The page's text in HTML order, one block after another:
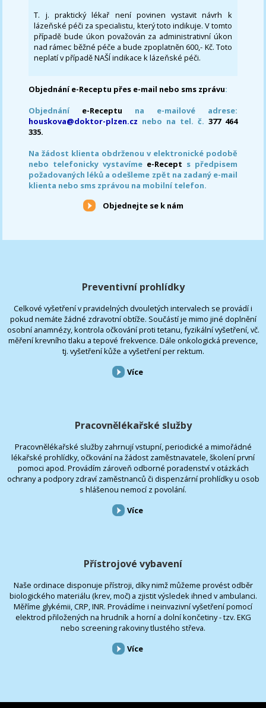
T. j. praktický lékař není povinen vystavit návrh k
lázeňské péči za specialistu, který toto indikuje. V tomto
případě bude úkon považován za administrativní úkon
nad rámec běžné péče a bude zpoplatněn 600,- Kč. Toto
neplatí v případě NAŠÍ indikace k lázeňské péči.
Objednání e-Receptu přes e-mail nebo sms zprávu:
Objednání e-Receptu na e-mailové adrese:
houskova@doktor-plzen.cz nebo na tel. č. 377 464
335.
Na žádost klienta obdrženou v elektronické podobě
nebo telefonicky vystavíme e-Recept s předpisem
požadovaných léků a odešleme zpět na zadaný e-mail
klienta nebo sms zprávou na mobilní telefon.
Objednejte se k nám
Preventivní prohlídky
Celkové vyšetření v pravidelných dvouletých intervalech se provádí i
pokud nemáte žádné zdravotní obtíže. Součástí je mimo jiné doplnění
osobní anamnézy, kontrola očkování proti tetanu, fyzikální vyšetření, vč.
měření krevního tlaku a tepové frekvence. Dále onkologická prevence,
tj. vyšetření kůže a vyšetření per rektum.
Více
Pracovnělékařské služby
Pracovnělékařské služby zahrnují vstupní, periodické a mimořádné
lékařské prohlídky, očkování na žádost zaměstnavatele, školení první
pomoci apod. Provádím zároveň odborné poradenství v otázkách
ochrany a podpory zdraví zaměstnanců či dispenzární prohlídky u osob
s hlášenou nemocí z povolání.
Více
Přístrojové vybavení
Naše ordinace disponuje přístroji, díky nimž můžeme provést odběr
biologického materiálu (krev, moč) a zjistit výsledek ihned v ambulanci.
Měříme glykémii, CRP, INR. Provádíme i neinvazivní vyšetření pomocí
elektrod přiložených na hrudník a horní a dolní končetiny - tzv. EKG
nebo screening rakoviny tlustého střeva.
Více